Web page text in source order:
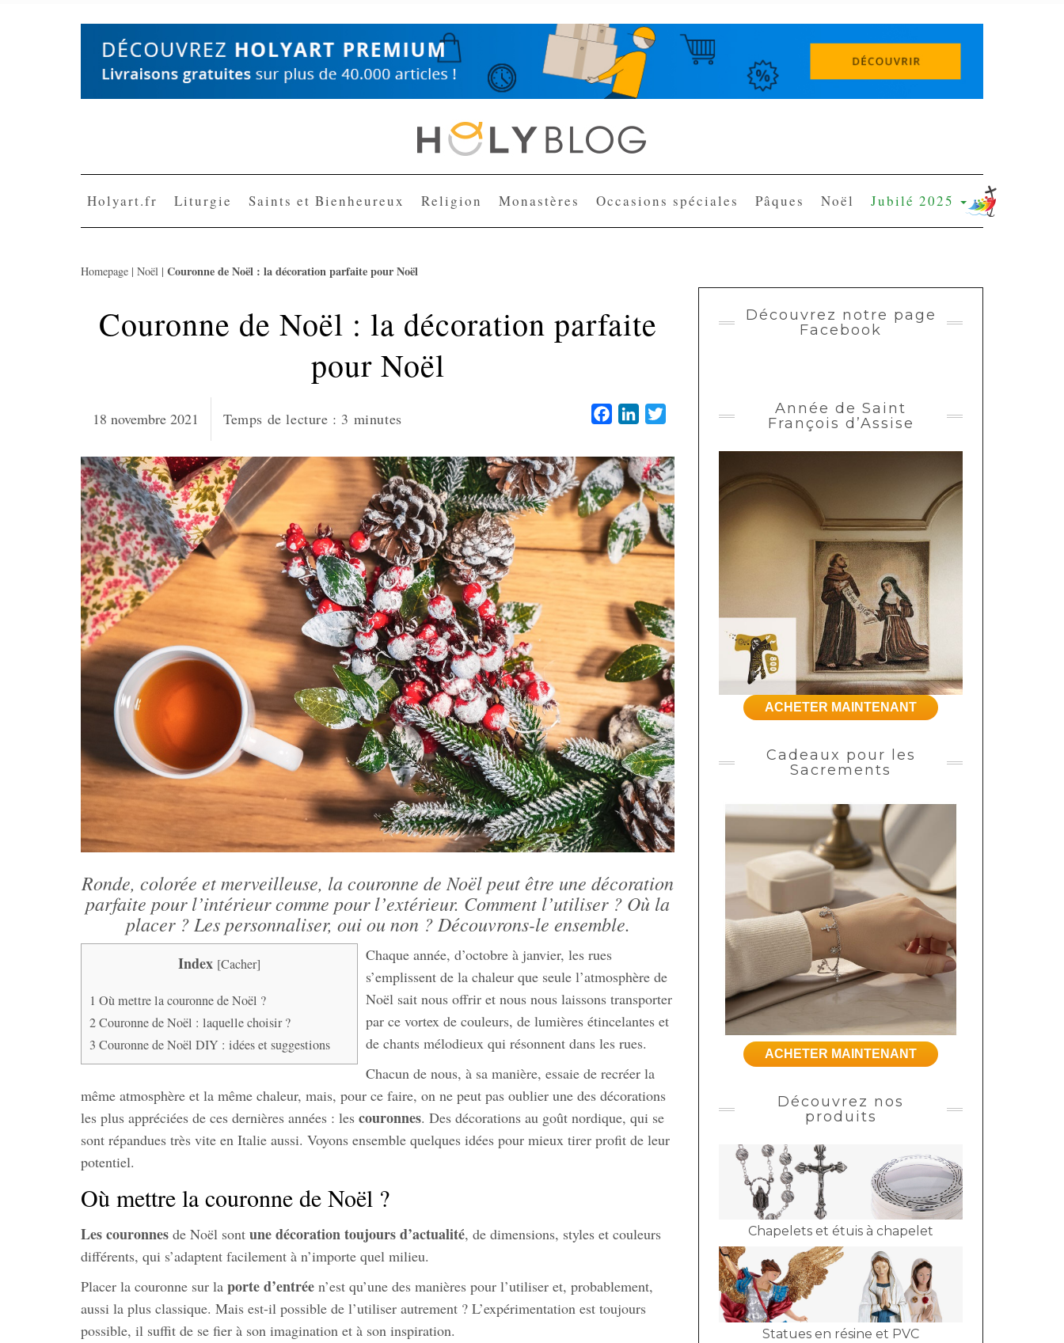
Holyart.fr Liturgie Saints et Bienheureux Religion Monastères Occasions spéciales Pâques Noël Jubilé 2025
Homepage | Noël | Couronne de Noël : la décoration parfaite pour Noël
Couronne de Noël : la décoration parfaite
pour Noël
18 novembre 2021 Temps de lecture : 3 minutes FacebookLinkedIn
Ronde, colorée et merveilleuse, la couronne de Noël peut être une décoration
parfaite pour l’intérieur comme pour l’extérieur. Comment l’utiliser ? Où la
placer ? Les personnaliser, oui ou non ? Découvrons-le ensemble.
Index [Cacher]
1 Où mettre la couronne de Noël ?
2Couronne de Noël : laquelle choisir ?
3 Couronne de Noël DIY : idées et suggestions
Chaque année, d’octobre à janvier, les rues
s’emplissent de la chaleur que seule l’atmosphère de
Noël sait nous offrir et nous nous laissons transporter
par ce vortex de couleurs, de lumières étincelantes et
de chants mélodieux qui résonnent dans les rues.
Chacun de nous, à sa manière, essaie de recréer la
même atmosphère et la même chaleur, mais, pour ce faire, on ne peut pas oublier une des décorations
les plus appréciées de ces dernières années : les couronnes. Des décorations au goût nordique, qui se
sont répandues très vite en Italie aussi. Voyons ensemble quelques idées pour mieux tirer profit de leur
potentiel.
Où mettre la couronne de Noël ?
Les couronnes de Noël sont une décoration toujours d’actualité, de dimensions, styles et couleurs
différents, qui s’adaptent facilement à n’importe quel milieu.
Placer la couronne sur la porte d’entrée n’est qu’une des manières pour l’utiliser et, probablement,
aussi la plus classique. Mais est-il possible de l’utiliser autrement ? L’expérimentation est toujours
possible, il suffit de se fier à son imagination et à son inspiration.
Découvrez notre page
Facebook
Année de Saint
François d’Assise
ACHETER MAINTENANT
Cadeaux pour les
Sacrements
ACHETER MAINTENANT
Découvrez nos
produits
Chapelets et étuis à chapelet
Statues en résine et PVC